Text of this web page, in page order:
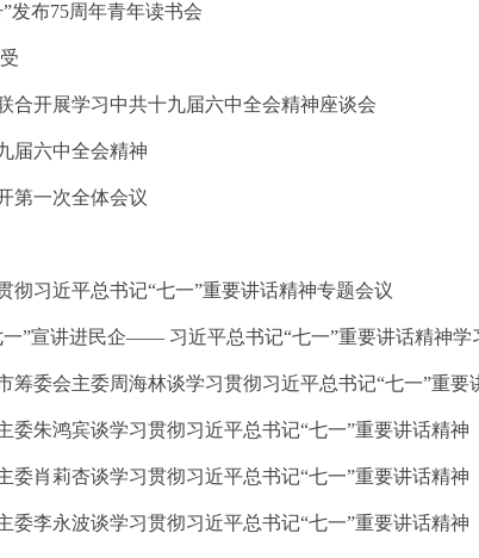
会开展2024年度理论学习中心组第四次集体学习
十届委员会内部监督委员会第四次全体会议召开
发布75周年青年读书会
合开展学习中共十九届六中全会精神座谈会
届六中全会精神
第一次全体会议
彻习近平总书记“七一”重要讲话精神专题会议
筹委会主委周海林谈学习贯彻习近平总书记“七一”重要
委朱鸿宾谈学习贯彻习近平总书记“七一”重要讲话精神
委肖莉杏谈学习贯彻习近平总书记“七一”重要讲话精神
委李永波谈学习贯彻习近平总书记“七一”重要讲话精神